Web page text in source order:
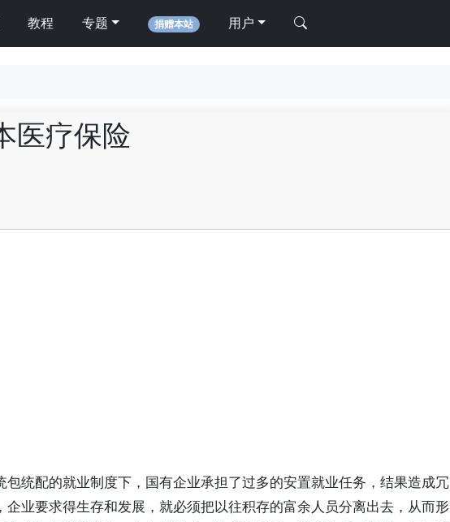
教程 专题 捐赠本站 用户
医疗保险
包统配的就业制度下，国有企业承担了过多的安置就业任务，结果造成冗
业要求得生存和发展，就必须把以往积存的富余人员分离出去，从而形